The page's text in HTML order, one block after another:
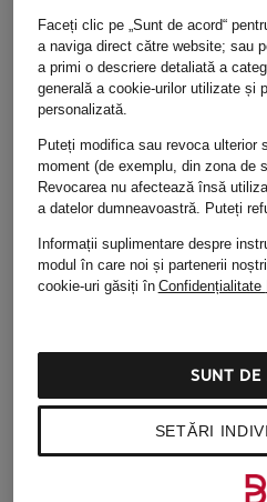
309 lei
(936,36 lei / 1 l)
309 lei
(936,36
Alte categorii
Modă de lux pentru
Faceți clic pe „Sunt de acord“
a naviga direct către website; sau
a primi o descriere detaliată a
generală a cookie-urilor utilizate și
personalizată.
Puteți modifica sau revoca ulterior
moment (de exemplu, din zona de
Revocarea nu afectează însă
a datelor dumneavoastră. Puteți
Informații suplimentare despre
modul în care noi și partenerii
cookie-uri găsiți în Confidențialitate
SETĂRI
SUNT DE